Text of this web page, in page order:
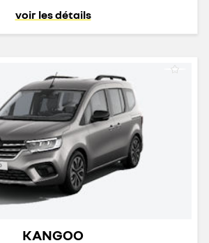
voir les détails
KANGOO